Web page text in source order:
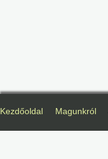
Kezdőoldal Magunkról